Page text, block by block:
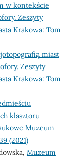
w kontekście
Zeszyty
Krakowa: Tom
miast
Zeszyty
Krakowa: Tom
klasztoru
Muzeum
(2021)
Muzeum